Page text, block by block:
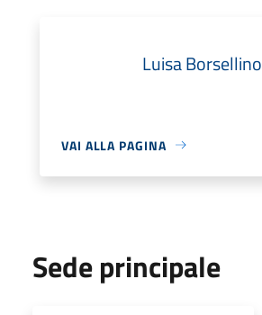
Luisa Borsellino
VAI ALLA PAGINA
Sede principale